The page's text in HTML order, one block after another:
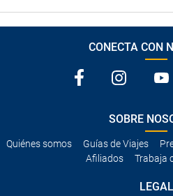
CONECTA CON
SOBRE
Quiénes somos Guías de Viajes
Afiliados
Trabaja
LEGAL